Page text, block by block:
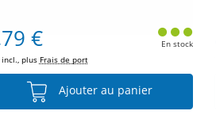
€
incl., plus Frais de port
En stock
Ajouter au panier